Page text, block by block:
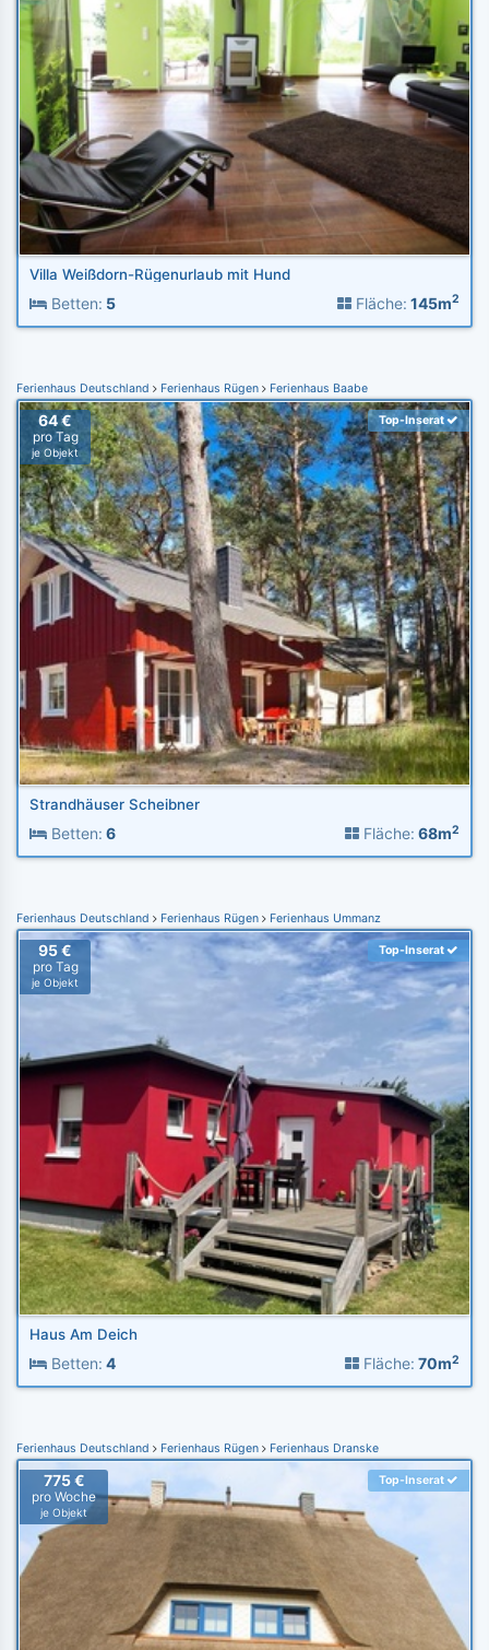
Villa Weißdorn-Rügenurlaub mit Hund
Betten: 5 Fläche: 145m2
Ferienhaus Deutschland Ferienhaus Rügen Ferienhaus Baabe
64 €
pro Tag
je Objekt
Top-Inserat
Strandhäuser Scheibner
Betten: 6 Fläche: 68m2
Ferienhaus Deutschland Ferienhaus Rügen Ferienhaus Ummanz
95 €
pro Tag
je Objekt
Top-Inserat
Haus Am Deich
Betten: 4 Fläche: 70m2
Ferienhaus Deutschland Ferienhaus Rügen Ferienhaus Dranske
775 €
pro Woche
je Objekt
Top-Inserat